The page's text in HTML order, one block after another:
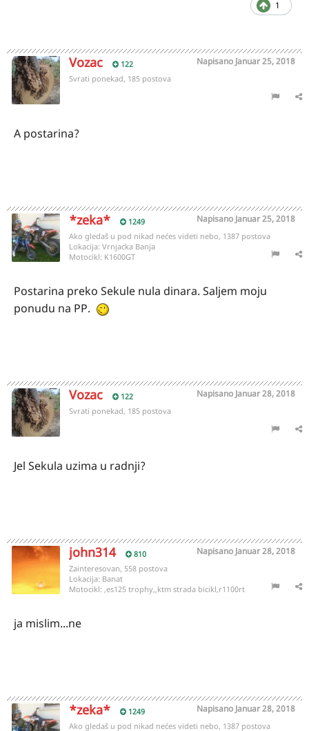
1
Vozac 122 Napisano Januar 25, 2018
Svrati ponekad, 185 postova
A postarina?
*zeka* 1249 Napisano Januar 25, 2018
Ako gledaš u pod nikad nećes videti nebo, 1387 postova
Lokacija: Vrnjacka Banja
Motocikl: K1600GT
Postarina preko Sekule nula dinara. Saljem moju
ponudu na PP.
Vozac 122 Napisano Januar 28, 2018
Svrati ponekad, 185 postova
Jel Sekula uzima u radnji?
john314 810 Napisano Januar 28, 2018
Zainteresovan, 558 postova
Lokacija: Banat
Motocikl: ,es125 trophy,,ktm strada bicikl,r1100rt
ja mislim...ne
*zeka* 1249 Napisano Januar 28, 2018
Ako gledaš u pod nikad nećes videti nebo, 1387 postova